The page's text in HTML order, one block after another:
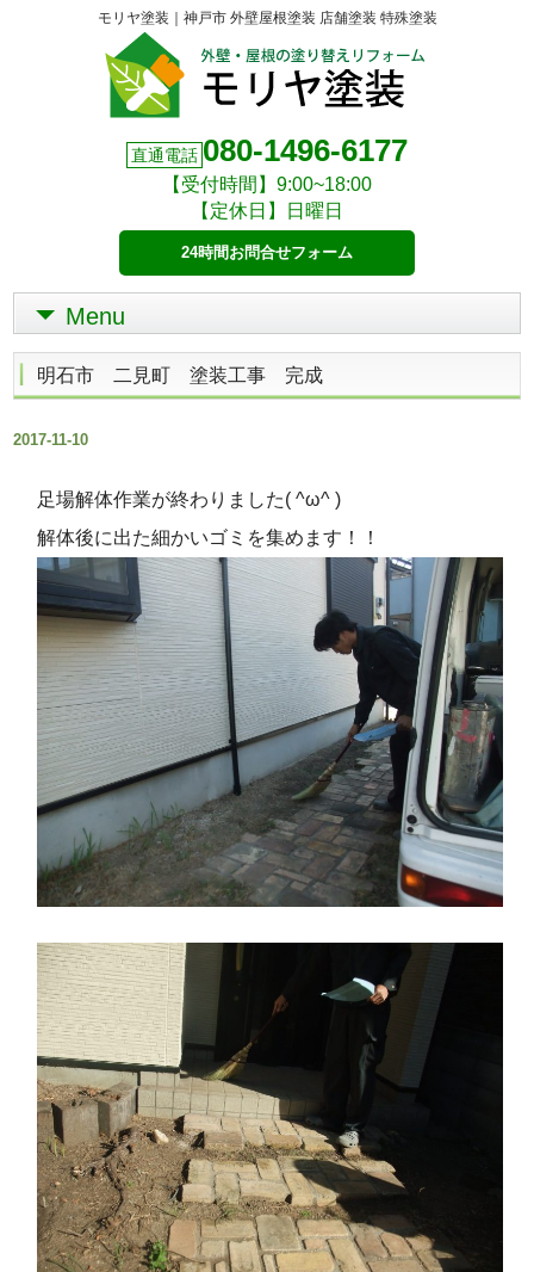
モリヤ塗装｜神戸市 外壁屋根塗装 店舗塗装 特殊塗装
直通電話 080-1496-6177
【受付時間】9:00~18:00
【定休日】日曜日
24時間お問合せフォーム
Menu
明石市 二見町 塗装工事 完成
2017-11-10
足場解体作業が終わりました( ^ω^ )
解体後に出た細かいゴミを集めます！！